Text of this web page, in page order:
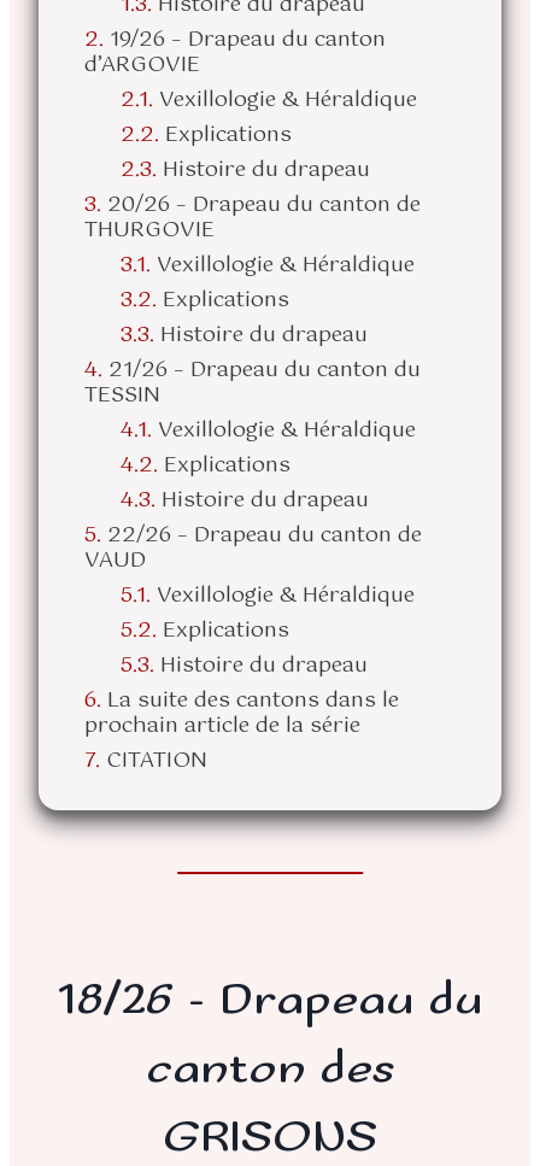
19/26 – Drapeau du canton
d’ARGOVIE
Vexillologie & Héraldique
Explications
Histoire du drapeau
20/26 – Drapeau du canton de
THURGOVIE
Vexillologie & Héraldique
Explications
Histoire du drapeau
21/26 – Drapeau du canton du
TESSIN
Vexillologie & Héraldique
Explications
Histoire du drapeau
22/26 – Drapeau du canton de
VAUD
Vexillologie & Héraldique
Explications
Histoire du drapeau
La suite des cantons dans le
prochain article de la série
CITATION
18/26 – Drapeau du
canton des
GRISONS